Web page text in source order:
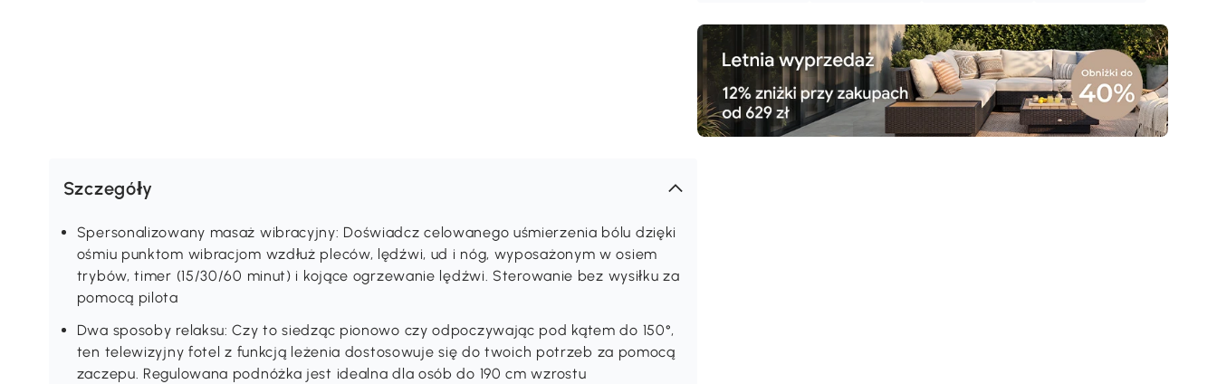
Szczegóły
Spersonalizowany masaż wibracyjny: Doświadcz celowanego uśmierzenia bólu dzięki
ośmiu punktom wibracjom wzdłuż pleców, lędźwi, ud i nóg, wyposażonym w osiem
trybów, timer (15/30/60 minut) i kojące ogrzewanie lędźwi. Sterowanie bez wysiłku za
pomocą pilota
Dwa sposoby relaksu: Czy to siedząc pionowo czy odpoczywając pod kątem do 150°,
ten telewizyjny fotel z funkcją leżenia dostosowuje się do twoich potrzeb za pomocą
zaczepu. Regulowana podnóżka jest idealna dla osób do 190 cm wzrostu